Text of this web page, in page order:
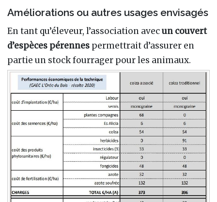
Améliorations ou autres usages envisagés
En tant qu’éleveur, l’association avecun couvert
d’espèces pérennes permettrait d’assurer en
partie un stock fourrager pour les animaux.